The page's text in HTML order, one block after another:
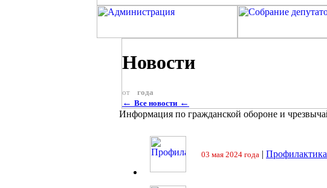
Новости
от года
← Все новости ←
Информация по гражданской обороне и
03 мая 2024 года |